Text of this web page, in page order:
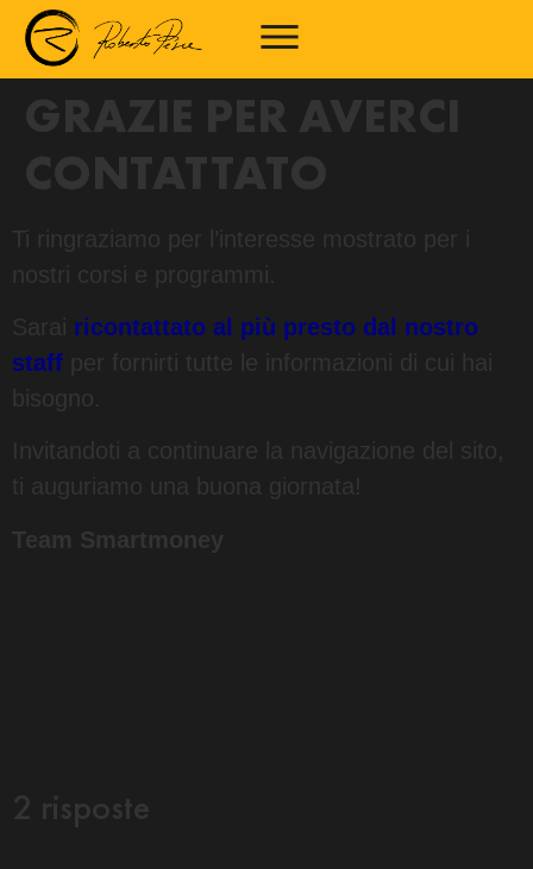
GRAZIE PER AVERCI
CONTATTATO
Ti ringraziamo per l’interesse mostrato per i
nostri corsi e programmi.
Sarai ricontattato al più presto dal nostro
staff
per fornirti tutte le informazioni di cui hai
bisogno.
Invitandoti a continuare la navigazione del sito,
ti auguriamo una buona giornata!
Team Smartmoney
2 risposte